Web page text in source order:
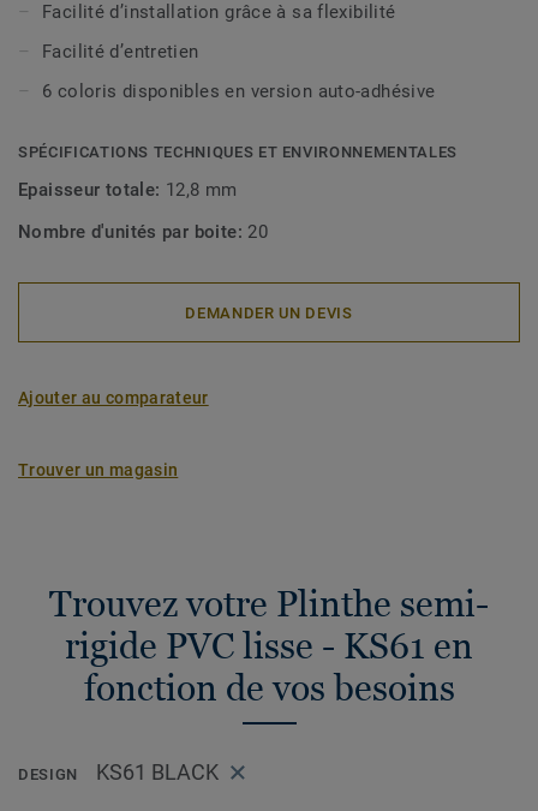
Facilité d’installation grâce à sa flexibilité
Facilité d’entretien
6 coloris disponibles en version auto-adhésive
SPÉCIFICATIONS TECHNIQUES ET ENVIRONNEMENTALES
Epaisseur totale: 12,8 mm
Nombre d'unités par boite: 20
DEMANDER UN DEVIS
Ajouter au comparateur
Trouver un magasin
Trouvez votre Plinthe semi-
rigide PVC lisse - KS61 en
fonction de vos besoins
DESIGN KS61 BLACK